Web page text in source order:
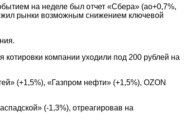
на неделе был отчет «Сбера» (ао+0,7%,
рынки возможным снижением ключевой
компании уходили под 200 рублей на
(+1,5%), «Газпром нефти» (+1,5%), OZON
(-1,3%), отреагировав на